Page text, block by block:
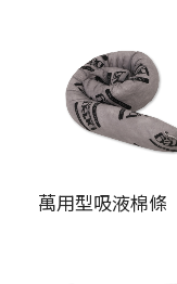
萬用型吸液棉條